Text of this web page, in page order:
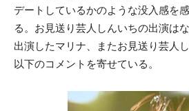
デートしているかのような没入感を
る。お見送り芸人しんいちの出演はな
出演したマリナ、またお見送り芸人
以下のコメントを寄せている。